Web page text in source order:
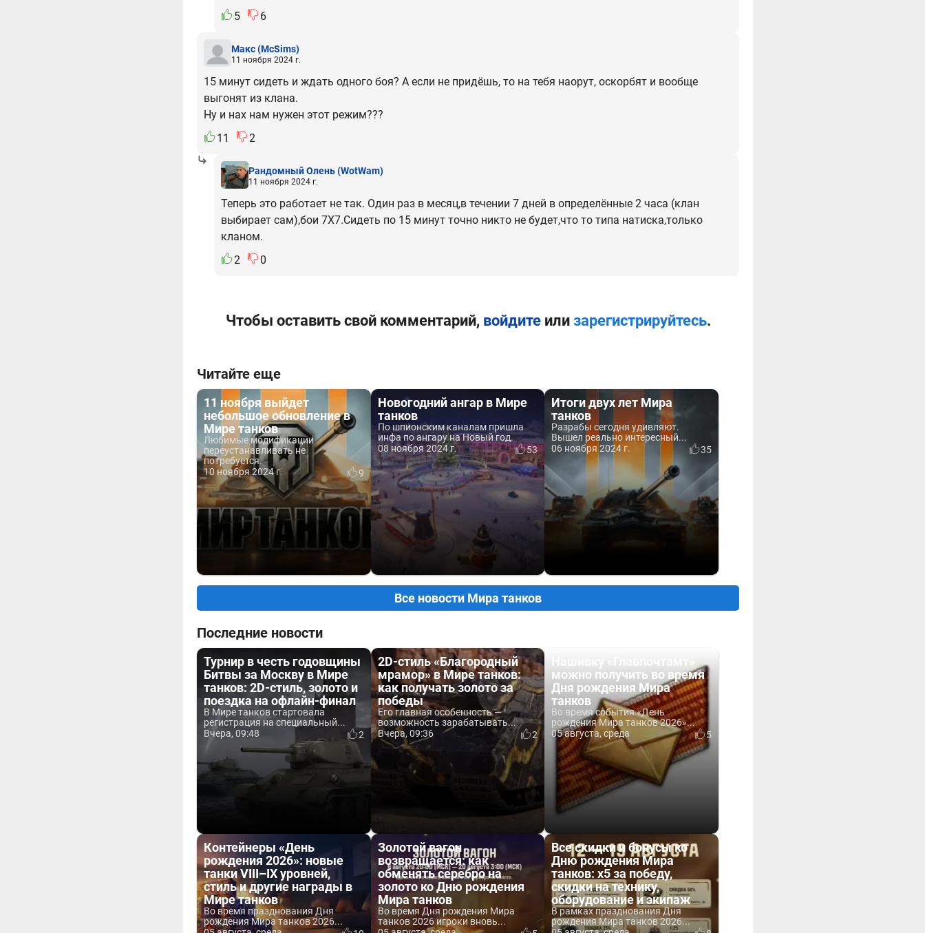
5
6
Макс(McSims)
11 ноября 2024 г.
15 минут сидеть и ждать одного боя? А если не придёшь, то на тебя наорут, оскорбят и вообще
выгонят из клана.
Ну и нах нам нужен этот режим???
11
2
Рандомный Олень(WotWam)
11 ноября 2024 г.
Теперь это работает не так. Один раз в месяц,в течении 7 дней в определённые 2 часа (клан
выбирает сам),бои 7Х7.Сидеть по 15 минут точно никто не будет,что то типа натиска,только
кланом.
2
0
Чтобы оставить свой комментарий, войдитеили зарегистрируйтесь.
Читайте еще
11 ноября выйдет
небольшое обновление в
Мире танков
Любимые модификации
переустанавливать не
потребуется.
10 ноября 2024 г.
9
Новогодний ангар в Мире
танков
По шпионским каналам пришла
инфа по ангару на Новый год.
08 ноября 2024 г.
53
Итоги двух лет Мира
танков
Разрабы сегодня удивляют.
Вышел реально интересный...
06 ноября 2024 г.
35
Все новости Мира танков
Последние новости
Турнир в честь годовщины
Битвы за Москву в Мире
танков: 2D-стиль, золото и
поездка на офлайн-финал
В Мире танков стартовала
регистрация на специальный...
Вчера, 09:48
2
2D-стиль «Благородный
мрамор» в Мире танков:
как получать золото за
победы
Его главная особенность —
возможность зарабатывать...
Вчера, 09:36
2
Нашивку «Главпочтамт»
можно получить во время
Дня рождения Мира
танков
Во время события «День
рождения Мира танков 2026»...
05 августа, среда
5
Контейнеры «День
рождения 2026»: новые
танки VIII–IX уровней,
стиль и другие награды в
Мире танков
Во время празднования Дня
рождения Мира танков 2026...
Золотой вагон
возвращается: как
обменять серебро на
золото ко Дню рождения
Мира танков
Во время Дня рождения Мира
танков 2026 игроки вновь...
Все скидки и бонусы ко
Дню рождения Мира
танков: x5 за победу,
скидки на технику,
оборудование и экипаж
В рамках празднования Дня
рождения Мира танков 2026...